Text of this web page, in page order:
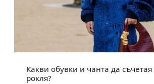
Какви обувки и чанта да съчетая
рокля?